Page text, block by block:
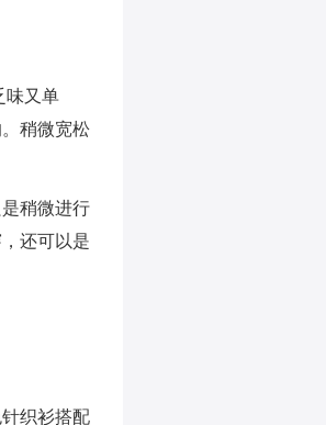
味又单
稍微宽松
稍微进行
还可以是
织衫搭配